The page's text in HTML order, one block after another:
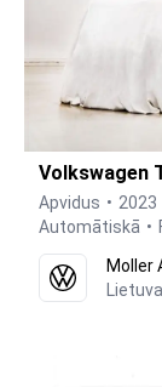
Volkswagen
Apvidus 2023
Automātiskā
Moller
Lietuva